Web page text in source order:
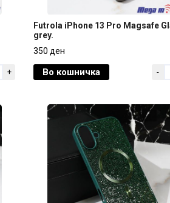
+
Futrola iPhone 13 Pro Magsafe
350 ден
Futrola iPhone 13 Pro Magsafe
grey.
350 ден
Во кошничка -